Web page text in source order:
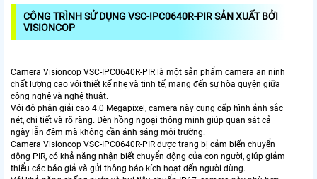
CÔNG TRÌNH SỬ DỤNG VSC-IPC0640R-PIR SẢN XUẤT BỞI
VISIONCOP
Camera Visioncop VSC-IPC0640R-PIR là một sản phẩm camera an ninh
chất lượng cao với thiết kế nhẹ và tinh tế, mang đến sự hòa quyện giữa
công nghệ và nghệ thuật.
Với độ phân giải cao 4.0 Megapixel, camera này cung cấp hình ảnh sắc
nét, chi tiết và rõ ràng. Đèn hồng ngoại thông minh giúp quan sát cả
ngày lẫn đêm mà không cần ánh sáng môi trường.
Camera Visioncop VSC-IPC0640R-PIR được trang bị cảm biến chuyển
động PIR, có khả năng nhận biết chuyển động của con người, giúp giảm
thiểu các báo giả và gửi thông báo kích hoạt đến người dùng.